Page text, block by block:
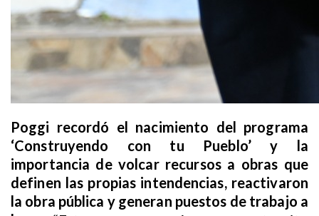
Poggi recordó el nacimiento del programa
‘Construyendo con tu Pueblo’ y la
importancia de volcar recursos a obras que
definen las propias intendencias, reactivaron
la obra pública y generan puestos de trabajo a